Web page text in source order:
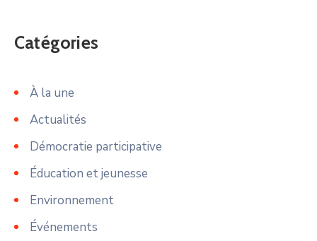
Catégories
À la une
Actualités
Démocratie participative
Éducation et jeunesse
Environnement
Événements